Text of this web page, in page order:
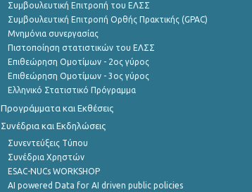
Συμβουλευτική Επιτροπή του ΕΛΣΣ
Συμβουλευτική Επιτροπή Ορθής Πρακτικής (GPAC)
Μνημόνια συνεργασίας
Πιστοποίηση στατιστικών του ΕΛΣΣ
Επιθεώρηση Ομοτίμων - 2ος γύρος
Επιθεώρηση Ομοτίμων - 3ος γύρος
Ελληνικό Στατιστικό Πρόγραμμα
Προγράμματα και Εκθέσεις
Συνέδρια και Εκδηλώσεις
Συνεντεύξεις Τύπου
Συνέδρια Χρηστών
ESAC-NUCs WORKSHOP
AI powered Data for AI driven public policies